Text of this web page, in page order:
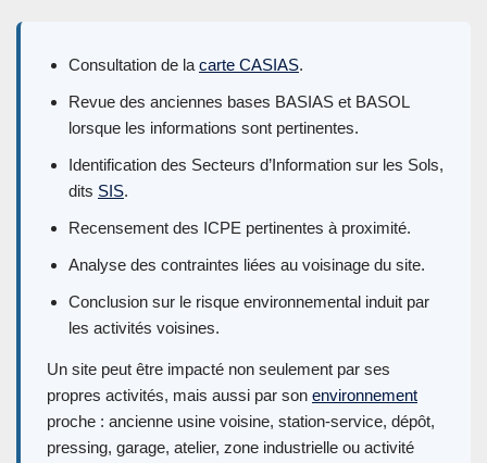
Consultation de la carte CASIAS.
Revue des anciennes bases BASIAS et BASOL
lorsque les informations sont pertinentes.
Identification des Secteurs d’Information sur les Sols,
dits SIS.
Recensement des ICPE pertinentes à proximité.
Analyse des contraintes liées au voisinage du site.
Conclusion sur le risque environnemental induit par
les activités voisines.
Un site peut être impacté non seulement par ses
propres activités, mais aussi par son environnement
proche : ancienne usine voisine, station-service, dépôt,
pressing, garage, atelier, zone industrielle ou activité